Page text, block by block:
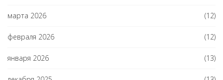
марта 2026 (12)
февраля 2026 (12)
января 2026 (13)